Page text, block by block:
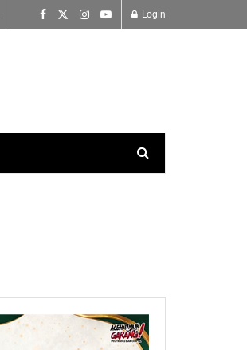
Login